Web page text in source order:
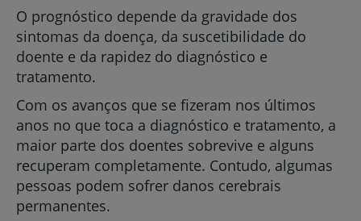
O prognóstico depende da gravidade dos
sintomas da doença, da suscetibilidade do
doente e da rapidez do diagnóstico e
tratamento.
Com os avanços que se fizeram nos últimos
anos no que toca a diagnóstico e tratamento, a
maior parte dos doentes sobrevive e alguns
recuperam completamente. Contudo, algumas
pessoas podem sofrer danos cerebrais
permanentes.